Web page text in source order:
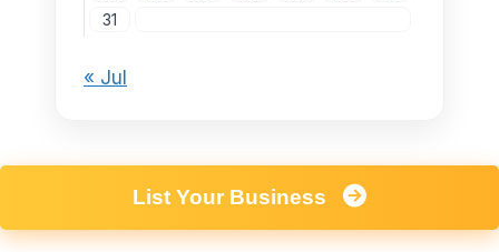
31
« Jul
List Your Business